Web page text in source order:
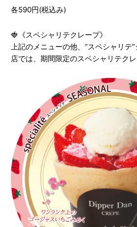
各590円(税込み)
🍓《スペシャリテクレープ》
上記のメニューの他、“スペシャリテ
店では、期間限定のスペシャリテク